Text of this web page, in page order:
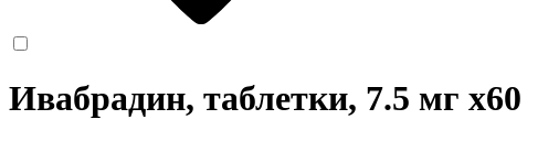
Ивабрадин, таблетки, 7.5 мг x60